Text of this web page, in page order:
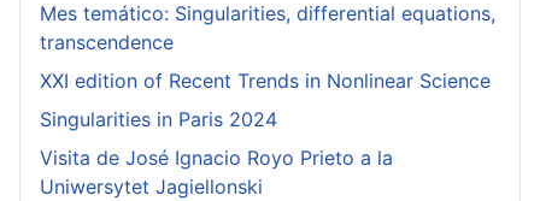
Mes temático: Singularities, differential equations,
transcendence
XXI edition of Recent Trends in Nonlinear Science
Singularities in Paris 2024
Visita de José Ignacio Royo Prieto a la
Uniwersytet Jagiellonski